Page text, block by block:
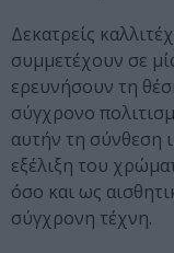
Δεκατρείς
συμμετέχουν σε
ερευνήσουν τη
σύγχρονο
αυτήν τη σύνθεση
εξέλιξη του
όσο και ως
σύγχρονη τέχνη.